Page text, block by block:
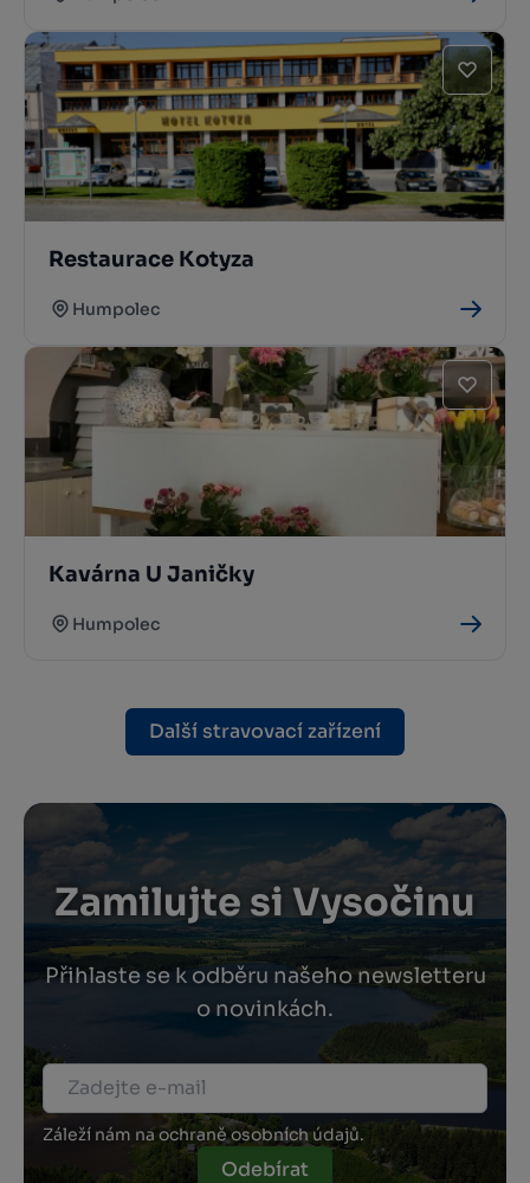
Restaurace Kotyza
Humpolec
Kavárna U Janičky
Humpolec
Další stravovací zařízení
Zamilujte si Vysočinu
Přihlaste se k odběru našeho newsletteru
o novinkách.
Záleží nám na ochraně osobních údajů.
Odebírat